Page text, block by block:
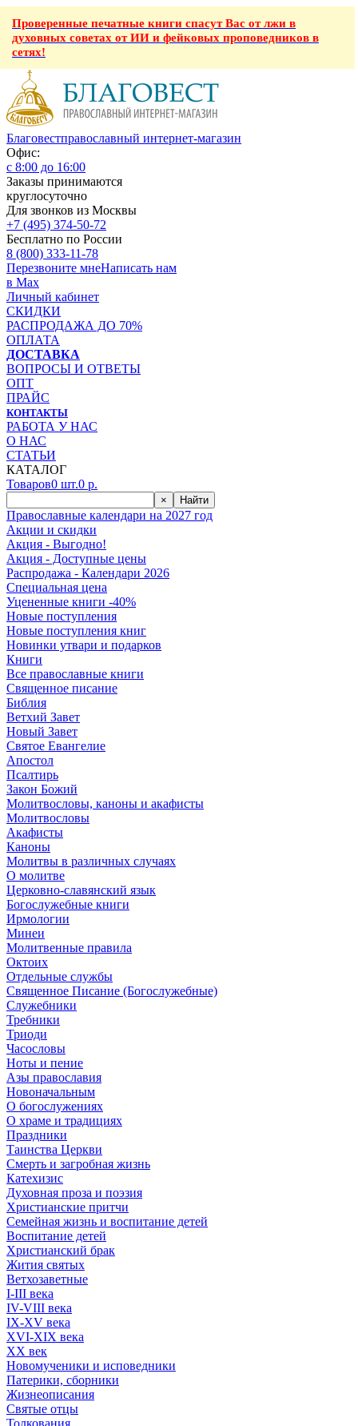
Проверенные печатные книги спасут Вас от лжи в
духовных советах от ИИ и фейковых проповедников в
сетях!
Благовестправославный интернет-магазин
Офис:
с 8:00 до 16:00
Заказы принимаются
круглосуточно
Для звонков из Москвы
+7 (495) 374-50-72
Бесплатно по России
8 (800) 333-11-78
Перезвоните мнеНаписать нам
в Max
Личный кабинет
СКИДКИ
РАСПРОДАЖА ДО 70%
ОПЛАТА
ДОСТАВКА
ВОПРОСЫ И ОТВЕТЫ
ОПТ
ПРАЙС
КОНТАКТЫ
РАБОТА У НАС
О НАС
СТАТЬИ
КАТАЛОГ
Товаров0 шт.0 р.
× Найти
Православные календари на 2027 год
Акции и скидки
Акция - Выгодно!
Акция - Доступные цены
Распродажа - Календари 2026
Специальная цена
Уцененные книги -40%
Новые поступления
Новые поступления книг
Новинки утвари и подарков
Книги
Все православные книги
Священное писание
Библия
Ветхий Завет
Новый Завет
Святое Евангелие
Апостол
Псалтирь
Закон Божий
Молитвословы, каноны и акафисты
Молитвословы
Акафисты
Каноны
Молитвы в различных случаях
О молитве
Церковно-славянский язык
Богослужебные книги
Ирмологии
Минеи
Молитвенные правила
Октоих
Отдельные службы
Священное Писание (Богослужебные)
Служебники
Требники
Триоди
Часословы
Ноты и пение
Азы православия
Новоначальным
О богослужениях
О храме и традициях
Праздники
Таинства Церкви
Смерть и загробная жизнь
Катехизис
Духовная проза и поэзия
Христианские притчи
Семейная жизнь и воспитание детей
Воспитание детей
Христианский брак
Жития святых
Ветхозаветные
I-III века
IV-VIII века
IX-XV века
XVI-XIX века
XX век
Новомученики и исповедники
Патерики, сборники
Жизнеописания
Святые отцы
Толкования